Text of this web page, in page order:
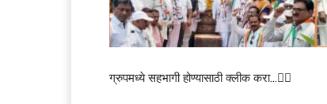
ग्रुपमध्ये सहभागी होण्यासाठी क्लीक करा…👆🏻